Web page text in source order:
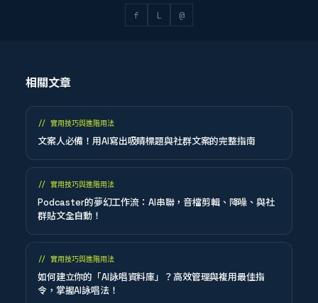
f L @
相關文章
// 實用技巧與進階用法
文案人必備！用AI寫出吸睛標題與社群文案的完整指南
// 實用技巧與進階用法
Podcaster的夢幻工作流：AI串聯，音檔剪輯、降噪、與社
群貼文全自動！
// 實用技巧與進階用法
如何建立你的「AI詠唱資料庫」？高效管理與複用最佳指
令，掌握AI詠唱法！